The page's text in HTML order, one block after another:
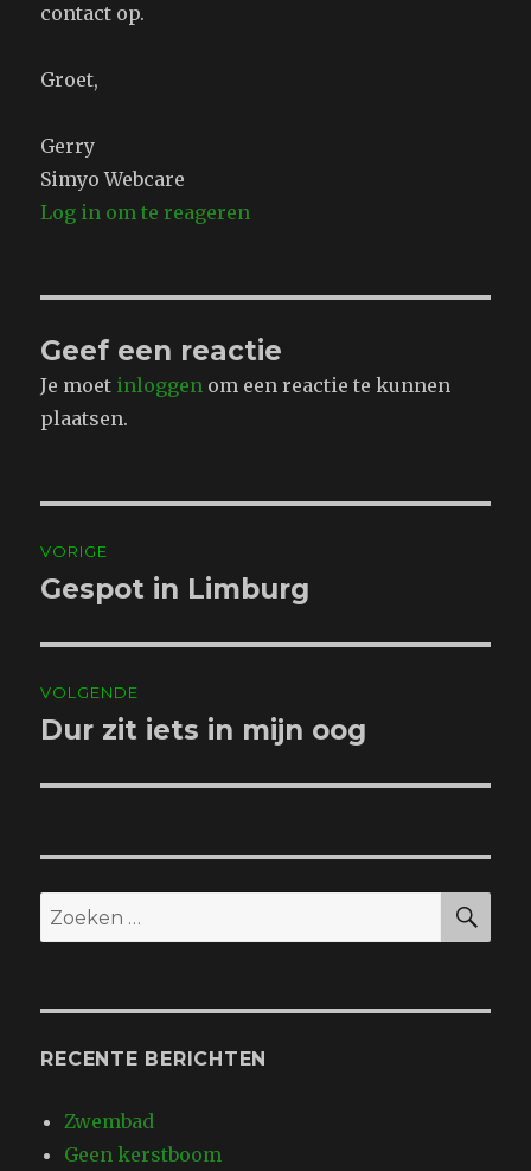
contact op.
Groet,
Gerry
Simyo Webcare
Log in om te reageren
Geef een reactie
Je moet inloggen om een reactie te kunnen
plaatsen.
navigatie
VORIGE
Vorig
Gespot in Limburg
VOLGENDE
Volgend
Dur zit iets in mijn oog
Zoeken
naar:
RECENTE BERICHTEN
Zwembad
Geen kerstboom